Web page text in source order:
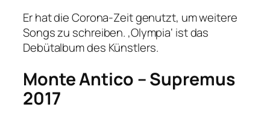
Er hat die Corona-Zeit genutzt, um weitere
Songs zu schreiben. ‚Olympia‘ ist das
Debütalbum des Künstlers.
Monte Antico – Supremus
2017